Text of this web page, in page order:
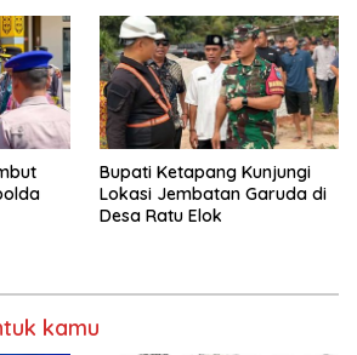
Bupati Ketapang Kunjungi
Lokasi Jembatan Garuda di
Desa Ratu Elok
kamu